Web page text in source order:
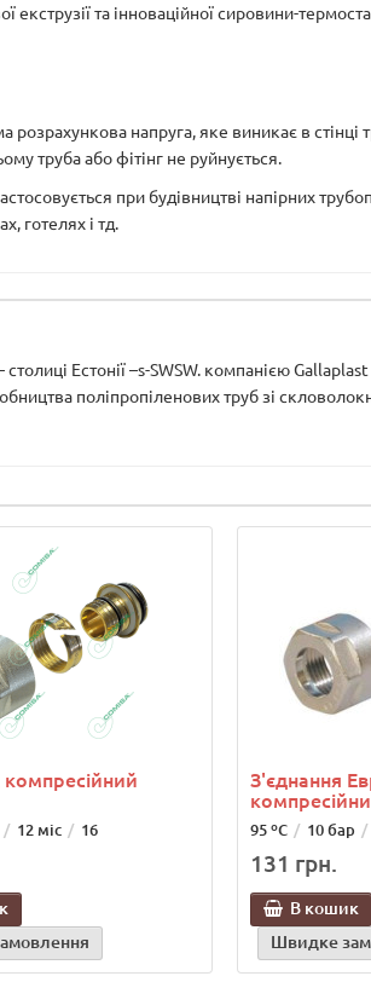
екструзії та інноваційної сировини-
напруга, яке виникає в стінці
труба або фітінг не руйнується.
при будівництві напірних
готелях і тд.
столиці Естонії –s-SWSW. компанією
поліпропіленових труб зі
12 міс 16
З'єднання
95 ºС 10 бар
131 грн.
В кошик
Швидке